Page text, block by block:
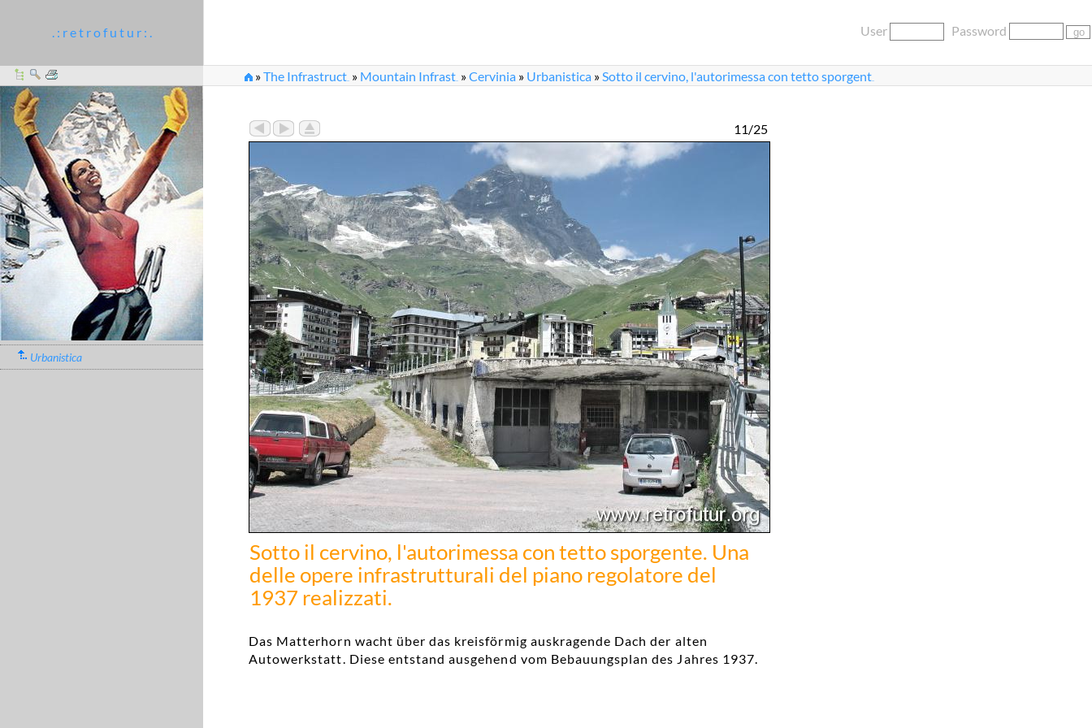
. : r e t r o f u t u r : . User Password
»The Infrastruct » Mountain Infrast »Cervinia » Urbanistica »Sotto il cervino, l'autorimessa con tetto sporgent
Urbanistica
11/25
Sotto il cervino, l'autorimessa con tetto sporgente. Una
delle opere infrastrutturali del piano regolatore del
1937 realizzati.
Das Matterhorn wacht über das kreisförmig auskragende Dach der alten
Autowerkstatt. Diese entstand ausgehend vom Bebauungsplan des Jahres 1937.